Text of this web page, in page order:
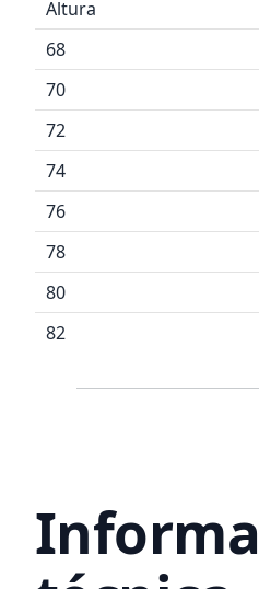
Altura
68
70
72
74
76
78
80
82